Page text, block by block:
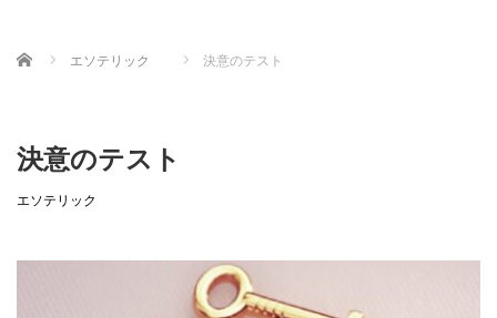
Home エソテリック 決意のテスト
決意のテスト
エソテリック